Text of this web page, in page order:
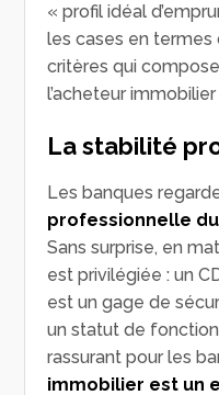
« profil idéal
les cases en termes
critères qui
l’acheteur
La stabilité
Les banques
professionnelle
Sans surprise, en
est privilégiée : un
est un gage de
un statut de
rassurant pour les
immobilier est un